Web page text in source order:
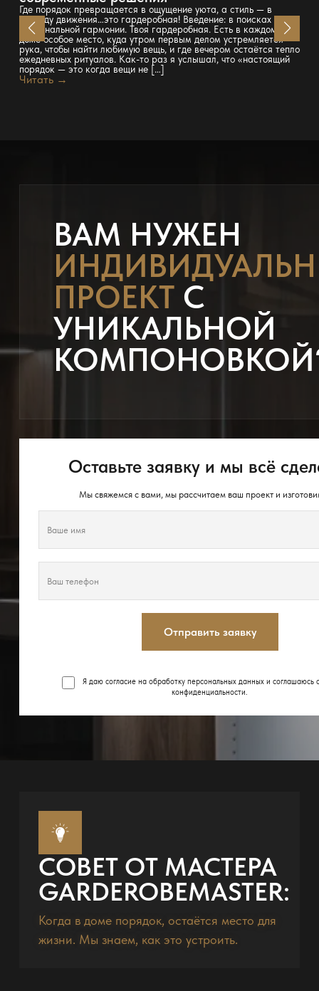
Где порядок превращается в ощущение уюта, а стиль — в
свободу движения…это гардеробная! Введение: в поисках
персональной гармонии. Твоя гардеробная. Есть в каждом
доме особое место, куда утром первым делом устремляется
рука, чтобы найти любимую вещь, и где вечером остаётся тепло
ежедневных ритуалов. Как-то раз я услышал, что «настоящий
порядок — это когда вещи не […]
Читать →
ВАМ НУЖЕН
ПРОЕКТС
УНИКАЛЬНОЙ
Оставьте заявку и мы всё
Мы свяжемся с вами, мы рассчитаем ваш проект и
Отправить заявку
Я даю согласие на обработку персональных данных и соглашаюсь
конфиденциальности.
СОВЕТ ОТ МАСТЕРА
GARDEROBEMASTER:
Когда в доме порядок, остаётся место для
жизни. Мы знаем, как это устроить.